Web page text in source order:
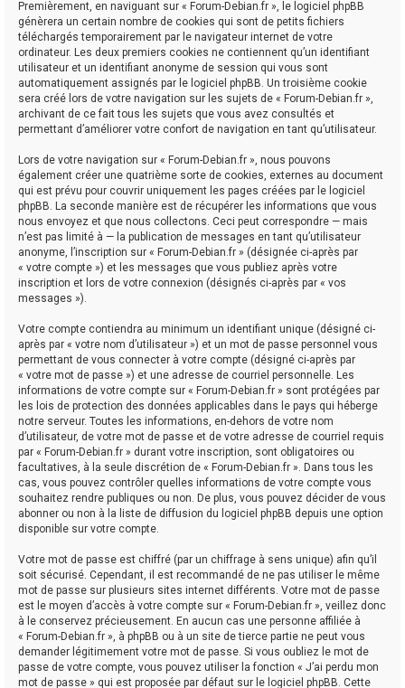
Premièrement, en naviguant sur « Forum-Debian.fr », le logiciel phpBB
génèrera un certain nombre de cookies qui sont de petits fichiers
téléchargés temporairement par le navigateur internet de votre
ordinateur. Les deux premiers cookies ne contiennent qu’un identifiant
utilisateur et un identifiant anonyme de session qui vous sont
automatiquement assignés par le logiciel phpBB. Un troisième cookie
sera créé lors de votre navigation sur les sujets de « Forum-Debian.fr »,
archivant de ce fait tous les sujets que vous avez consultés et
permettant d’améliorer votre confort de navigation en tant qu’utilisateur.
Lors de votre navigation sur « Forum-Debian.fr », nous pouvons
également créer une quatrième sorte de cookies, externes au document
qui est prévu pour couvrir uniquement les pages créées par le logiciel
phpBB. La seconde manière est de récupérer les informations que vous
nous envoyez et que nous collectons. Ceci peut correspondre — mais
n’est pas limité à — la publication de messages en tant qu’utilisateur
anonyme, l’inscription sur « Forum-Debian.fr » (désignée ci-après par
« votre compte ») et les messages que vous publiez après votre
inscription et lors de votre connexion (désignés ci-après par « vos
messages »).
Votre compte contiendra au minimum un identifiant unique (désigné ci-
après par « votre nom d’utilisateur ») et un mot de passe personnel vous
permettant de vous connecter à votre compte (désigné ci-après par
« votre mot de passe ») et une adresse de courriel personnelle. Les
informations de votre compte sur « Forum-Debian.fr » sont protégées par
les lois de protection des données applicables dans le pays qui héberge
notre serveur. Toutes les informations, en-dehors de votre nom
d’utilisateur, de votre mot de passe et de votre adresse de courriel requis
par « Forum-Debian.fr » durant votre inscription, sont obligatoires ou
facultatives, à la seule discrétion de « Forum-Debian.fr ». Dans tous les
cas, vous pouvez contrôler quelles informations de votre compte vous
souhaitez rendre publiques ou non. De plus, vous pouvez décider de vous
abonner ou non à la liste de diffusion du logiciel phpBB depuis une option
disponible sur votre compte.
Votre mot de passe est chiffré (par un chiffrage à sens unique) afin qu’il
soit sécurisé. Cependant, il est recommandé de ne pas utiliser le même
mot de passe sur plusieurs sites internet différents. Votre mot de passe
est le moyen d’accès à votre compte sur « Forum-Debian.fr », veillez donc
à le conservez précieusement. En aucun cas une personne affiliée à
« Forum-Debian.fr », à phpBB ou à un site de tierce partie ne peut vous
demander légitimement votre mot de passe. Si vous oubliez le mot de
passe de votre compte, vous pouvez utiliser la fonction « J’ai perdu mon
mot de passe » qui est proposée par défaut sur le logiciel phpBB. Cette